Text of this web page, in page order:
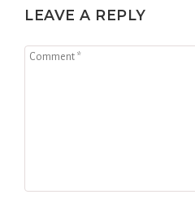
LEAVE A REPLY